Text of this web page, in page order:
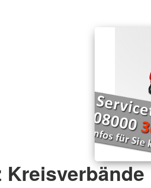
Kreisverbände